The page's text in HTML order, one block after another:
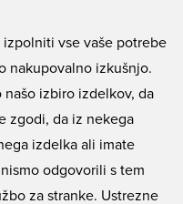
vse vaše potrebe
nakupovalno izkušnjo.
našo izbiro izdelkov, da
zgodi, da iz nekega
izdelka ali imate
odgovorili s tem
za stranke. Ustrezne